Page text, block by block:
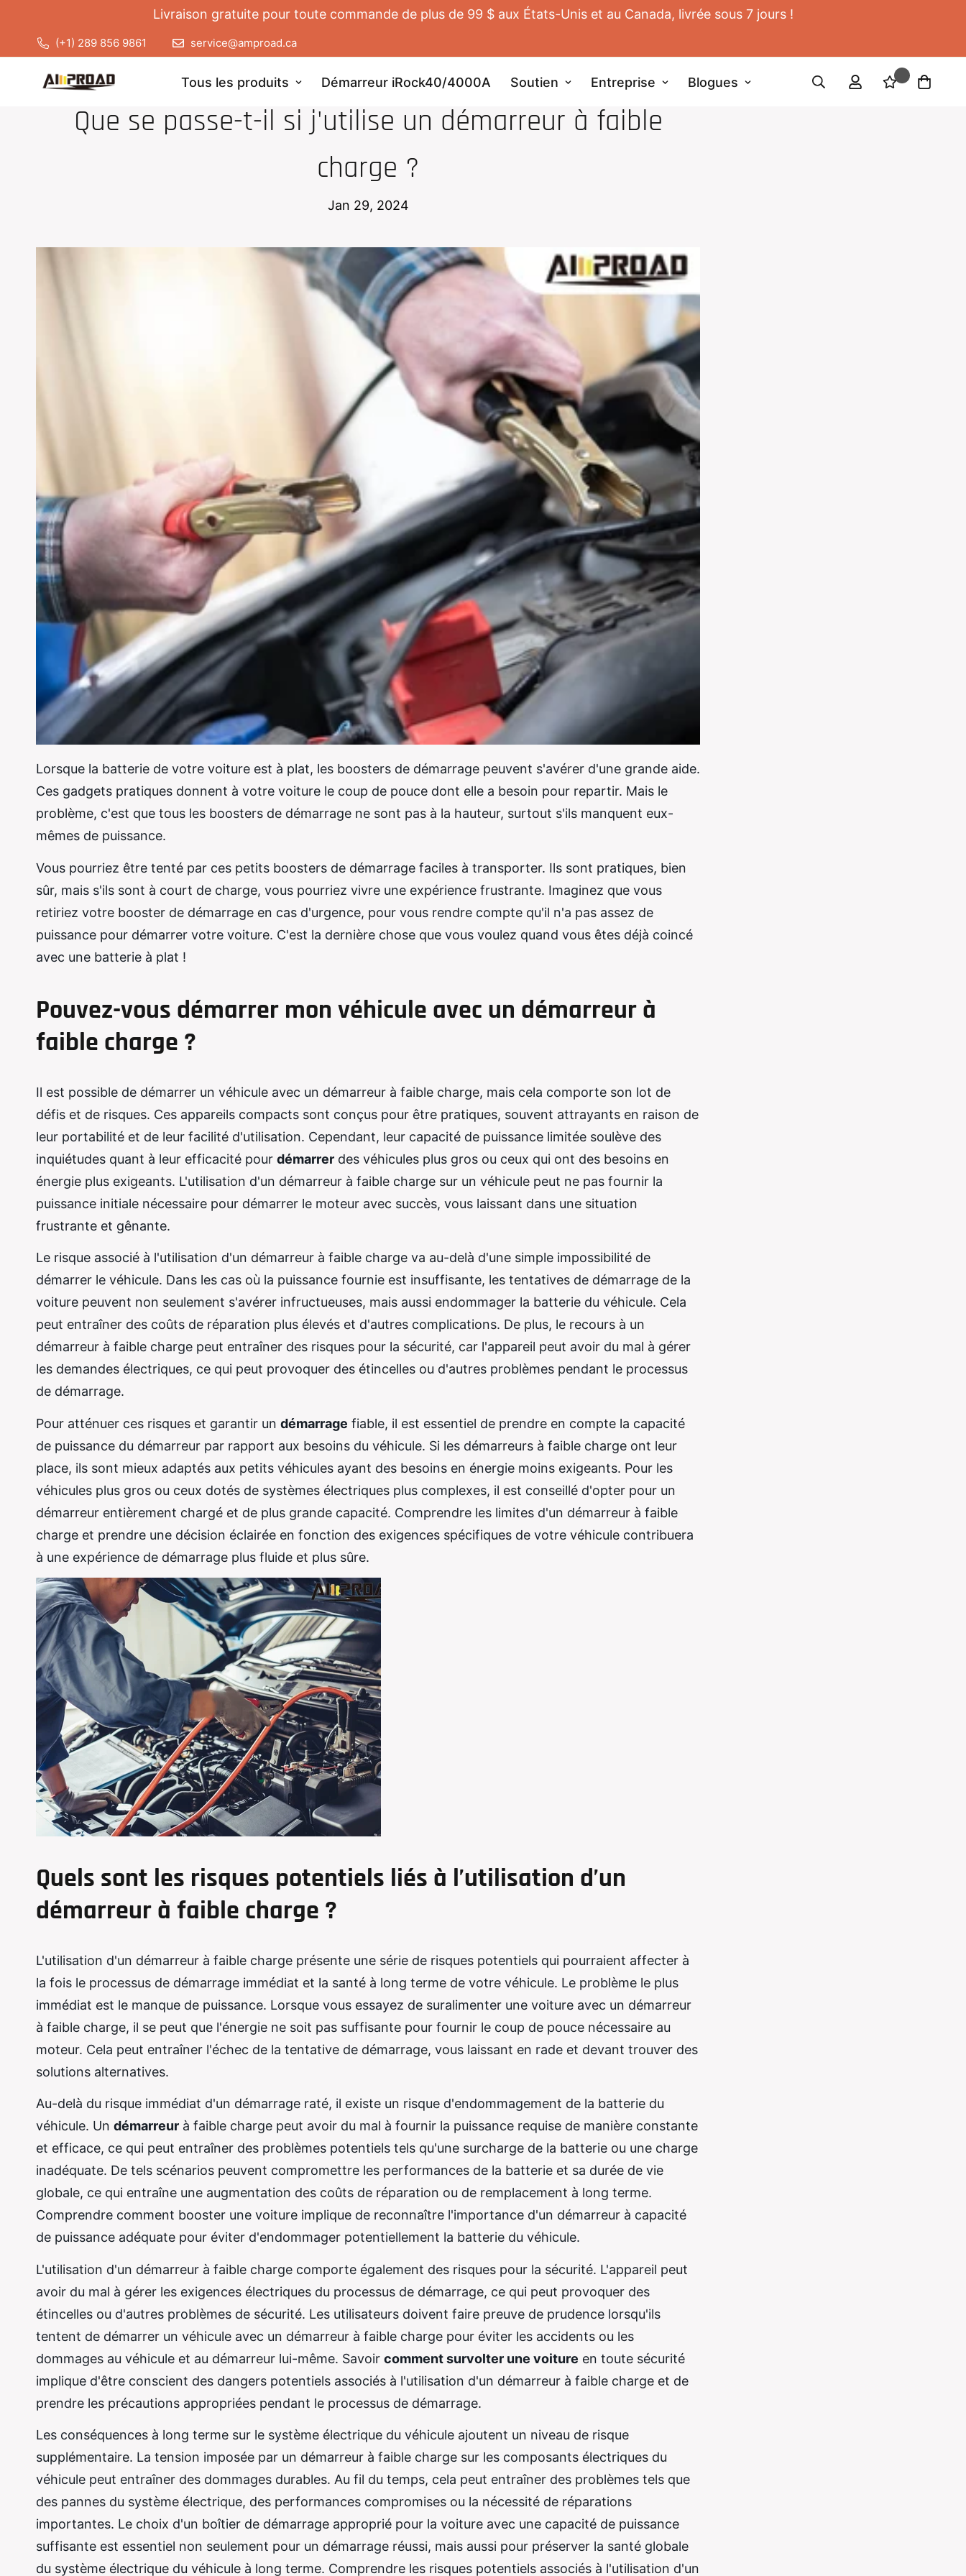
Livraison gratuite pour toute commande de plus de 99 $ aux États-Unis et au Canada, livrée sous 7 jours !
(+1) 289 856 9861 service@amproad.ca
Tous les produits Démarreur iRock40/4000A Soutien Entreprise Blogues
DÉMARREUR DE SAUT
Que se passe-t-il si j'utilise un démarreur à faible
charge ?
Jan 29, 2024
Lorsque la batterie de votre voiture est à plat, les boosters de démarrage peuvent s'avérer d'une grande aide.
Ces gadgets pratiques donnent à votre voiture le coup de pouce dont elle a besoin pour repartir. Mais le
problème, c'est que tous les boosters de démarrage ne sont pas à la hauteur, surtout s'ils manquent eux-
mêmes de puissance.
Vous pourriez être tenté par ces petits boosters de démarrage faciles à transporter. Ils sont pratiques, bien
sûr, mais s'ils sont à court de charge, vous pourriez vivre une expérience frustrante. Imaginez que vous
retiriez votre booster de démarrage en cas d'urgence, pour vous rendre compte qu'il n'a pas assez de
puissance pour démarrer votre voiture. C'est la dernière chose que vous voulez quand vous êtes déjà coincé
avec une batterie à plat !
Pouvez-vous démarrer mon véhicule avec un démarreur à
faible charge ?
Il est possible de démarrer un véhicule avec un démarreur à faible charge, mais cela comporte son lot de
défis et de risques. Ces appareils compacts sont conçus pour être pratiques, souvent attrayants en raison de
leur portabilité et de leur facilité d'utilisation. Cependant, leur capacité de puissance limitée soulève des
inquiétudes quant à leur efficacité pour démarrer des véhicules plus gros ou ceux qui ont des besoins en
énergie plus exigeants. L'utilisation d'un démarreur à faible charge sur un véhicule peut ne pas fournir la
puissance initiale nécessaire pour démarrer le moteur avec succès, vous laissant dans une situation
frustrante et gênante.
Le risque associé à l'utilisation d'un démarreur à faible charge va au-delà d'une simple impossibilité de
démarrer le véhicule. Dans les cas où la puissance fournie est insuffisante, les tentatives de démarrage de la
voiture peuvent non seulement s'avérer infructueuses, mais aussi endommager la batterie du véhicule. Cela
peut entraîner des coûts de réparation plus élevés et d'autres complications. De plus, le recours à un
démarreur à faible charge peut entraîner des risques pour la sécurité, car l'appareil peut avoir du mal à gérer
les demandes électriques, ce qui peut provoquer des étincelles ou d'autres problèmes pendant le processus
de démarrage.
Pour atténuer ces risques et garantir un démarrage fiable, il est essentiel de prendre en compte la capacité
de puissance du démarreur par rapport aux besoins du véhicule. Si les démarreurs à faible charge ont leur
place, ils sont mieux adaptés aux petits véhicules ayant des besoins en énergie moins exigeants. Pour les
véhicules plus gros ou ceux dotés de systèmes électriques plus complexes, il est conseillé d'opter pour un
démarreur entièrement chargé et de plus grande capacité. Comprendre les limites d'un démarreur à faible
charge et prendre une décision éclairée en fonction des exigences spécifiques de votre véhicule contribuera
à une expérience de démarrage plus fluide et plus sûre.
Quels sont les risques potentiels liés à l’utilisation d’un
démarreur à faible charge ?
L'utilisation d'un démarreur à faible charge présente une série de risques potentiels qui pourraient affecter à
la fois le processus de démarrage immédiat et la santé à long terme de votre véhicule. Le problème le plus
immédiat est le manque de puissance. Lorsque vous essayez de suralimenter une voiture avec un démarreur
à faible charge, il se peut que l'énergie ne soit pas suffisante pour fournir le coup de pouce nécessaire au
moteur. Cela peut entraîner l'échec de la tentative de démarrage, vous laissant en rade et devant trouver des
solutions alternatives.
Au-delà du risque immédiat d'un démarrage raté, il existe un risque d'endommagement de la batterie du
véhicule. Un démarreur à faible charge peut avoir du mal à fournir la puissance requise de manière constante
et efficace, ce qui peut entraîner des problèmes potentiels tels qu'une surcharge de la batterie ou une charge
inadéquate. De tels scénarios peuvent compromettre les performances de la batterie et sa durée de vie
globale, ce qui entraîne une augmentation des coûts de réparation ou de remplacement à long terme.
Comprendre comment booster une voiture implique de reconnaître l'importance d'un démarreur à capacité
de puissance adéquate pour éviter d'endommager potentiellement la batterie du véhicule.
L'utilisation d'un démarreur à faible charge comporte également des risques pour la sécurité. L'appareil peut
avoir du mal à gérer les exigences électriques du processus de démarrage, ce qui peut provoquer des
étincelles ou d'autres problèmes de sécurité. Les utilisateurs doivent faire preuve de prudence lorsqu'ils
tentent de démarrer un véhicule avec un démarreur à faible charge pour éviter les accidents ou les
dommages au véhicule et au démarreur lui-même. Savoir comment survolter une voiture en toute sécurité
implique d'être conscient des dangers potentiels associés à l'utilisation d'un démarreur à faible charge et de
prendre les précautions appropriées pendant le processus de démarrage.
Les conséquences à long terme sur le système électrique du véhicule ajoutent un niveau de risque
supplémentaire. La tension imposée par un démarreur à faible charge sur les composants électriques du
véhicule peut entraîner des dommages durables. Au fil du temps, cela peut entraîner des problèmes tels que
des pannes du système électrique, des performances compromises ou la nécessité de réparations
importantes. Le choix d'un boîtier de démarrage approprié pour la voiture avec une capacité de puissance
suffisante est essentiel non seulement pour un démarrage réussi, mais aussi pour préserver la santé globale
du système électrique du véhicule à long terme. Comprendre les risques potentiels associés à l'utilisation d'un